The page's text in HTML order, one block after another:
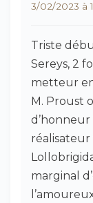
3/02/2023 à
Triste
Sereys, 2
metteur
M. Proust
d’honneur
réalisateur
marginal